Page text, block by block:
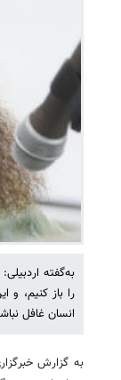
به‌گفته
را باز کنیم،
انسان غافل
به گزارش